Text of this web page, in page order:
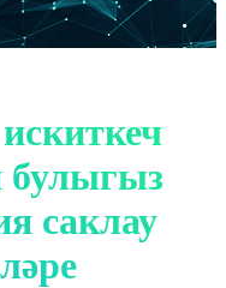
саклау